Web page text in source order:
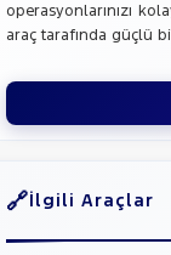
operasyonlarınızı
araç tarafında güçlü
İlgili Araçlar